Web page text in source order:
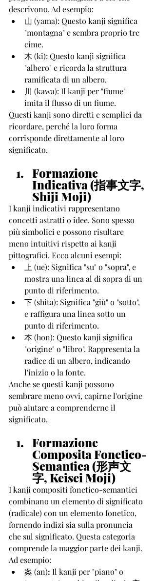
descrivono. Ad esempio:
山 (yama): Questo kanji significa
"montagna" e sembra proprio tre
cime.
木 (ki): Questo kanji significa
"albero" e ricorda la struttura
ramificata di un albero.
川 (kawa): Il kanji per "fiume"
imita il flusso di un fiume.
Questi kanji sono diretti e semplici da
ricordare, perché la loro forma
corrisponde direttamente al loro
significato.
Formazione
Indicativa (指事文字,
Shiji Moji)
I kanji indicativi rappresentano
concetti astratti o idee. Sono spesso
più simbolici e possono risultare
meno intuitivi rispetto ai kanji
pittografici. Ecco alcuni esempi:
上 (ue): Significa "su" o "sopra", e
mostra una linea al di sopra di un
punto di riferimento.
下 (shita): Significa "giù" o "sotto",
e raffigura una linea sotto un
punto di riferimento.
本 (hon): Questo kanji significa
"origine" o "libro". Rappresenta la
radice di un albero, indicando
l'inizio o la fonte.
Anche se questi kanji possono
sembrare meno ovvi, capirne l'origine
può aiutare a comprenderne il
significato.
Formazione
Composita Fonetico-
Semantica (形声文
字, Keisei Moji)
I kanji compositi fonetico-semantici
combinano un elemento di significato
(radicale) con un elemento fonetico,
fornendo indizi sia sulla pronuncia
che sul significato. Questa categoria
comprende la maggior parte dei kanji.
Ad esempio:
案 (an): Il kanji per "piano" o